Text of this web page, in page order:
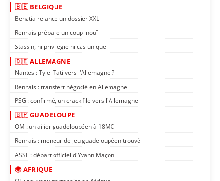
🇧🇪 BELGIQUE
Benatia relance un dossier XXL
Rennais prépare un coup inouï
Stassin, ni privilégié ni cas unique
🇩🇪 ALLEMAGNE
Nantes : Tylel Tati vers l'Allemagne ?
Rennais : transfert négocié en Allemagne
PSG : confirmé, un crack file vers l'Allemagne
🇬🇵 GUADELOUPE
OM : un ailier guadeloupéen à 18M€
Rennais : meneur de jeu guadeloupéen trouvé
ASSE : départ officiel d'Yvann Maçon
🌍 AFRIQUE